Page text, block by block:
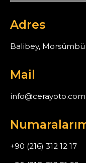
Adres
Balibey,
Mail
info@cerayoto.com
+90 (216) 312 12 17